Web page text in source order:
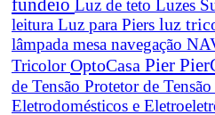
fundeio Luz de teto Luzes
leitura Luz para Piers luz
lâmpada mesa navegação
TricolorOptoCasa Pier
de Tensão Protetor de Tensão
Eletrodomésticos e